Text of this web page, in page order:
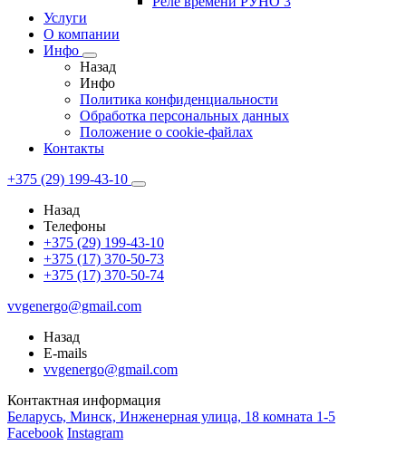
Услуги
О компании
Инфо
Назад
Инфо
Политика конфиденциальности
Обработка персональных данных
Положение о cookie-файлах
Контакты
+375 (29) 199-43-10
Назад
Телефоны
+375 (29) 199-43-10
+375 (17) 370-50-73
+375 (17) 370-50-74
vvgenergo@gmail.com
Назад
E-mails
vvgenergo@gmail.com
Контактная информация
Беларусь, Минск, Инженерная улица, 18 комната 1-5
Facebook Instagram